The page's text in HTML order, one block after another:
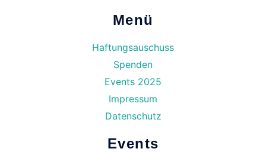
Menü
Haftungsauschuss
Spenden
Events 2025
Impressum
Datenschutz
Events